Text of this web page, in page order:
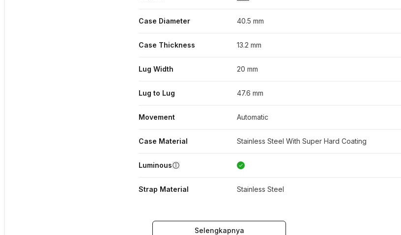
Case Diameter 40.5 mm
Case Thickness 13.2 mm
Lug Width 20 mm
Lug to Lug 47.6 mm
Movement Automatic
Case Material Stainless Steel With Super Hard Coating
Luminous
Strap Material Stainless Steel
Selengkapnya